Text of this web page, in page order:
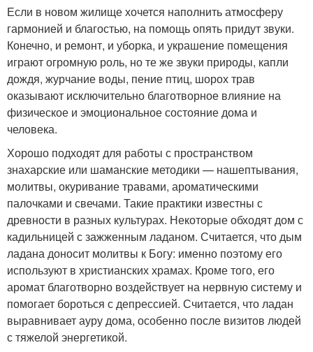
Если в новом жилище хочется наполнить атмосферу
гармонией и благостью, на помощь опять придут звуки.
Конечно, и ремонт, и уборка, и украшение помещения
играют огромную роль, но те же звуки природы, капли
дождя, журчание воды, пение птиц, шорох трав
оказывают исключительно благотворное влияние на
физическое и эмоциональное состояние дома и
человека.
Хорошо подходят для работы с пространством
знахарские или шаманские методики — нашептывания,
молитвы, окуривание травами, ароматическими
палочками и свечами. Такие практики известны с
древности в разных культурах. Некоторые обходят дом с
кадильницей с зажженным ладаном. Считается, что дым
ладана доносит молитвы к Богу: именно поэтому его
используют в христианских храмах. Кроме того, его
аромат благотворно воздействует на нервную систему и
помогает бороться с депрессией. Считается, что ладан
выравнивает ауру дома, особенно после визитов людей
с тяжелой энергетикой.